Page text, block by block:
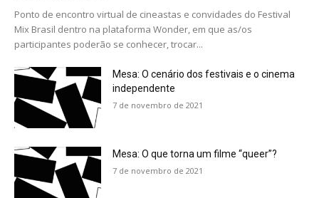
Ponto de encontro virtual de cineastas e convidades do Festival
Mix Brasil dentro na plataforma Wonder, em que as/os
participantes poderão se conhecer, trocar...
Mesa: O cenário dos festivais e o cinema
independente
7 de novembro de 2021
Mesa: O que torna um filme “queer”?
7 de novembro de 2021